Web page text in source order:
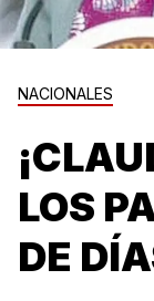
NACIONALES
LOS
DE